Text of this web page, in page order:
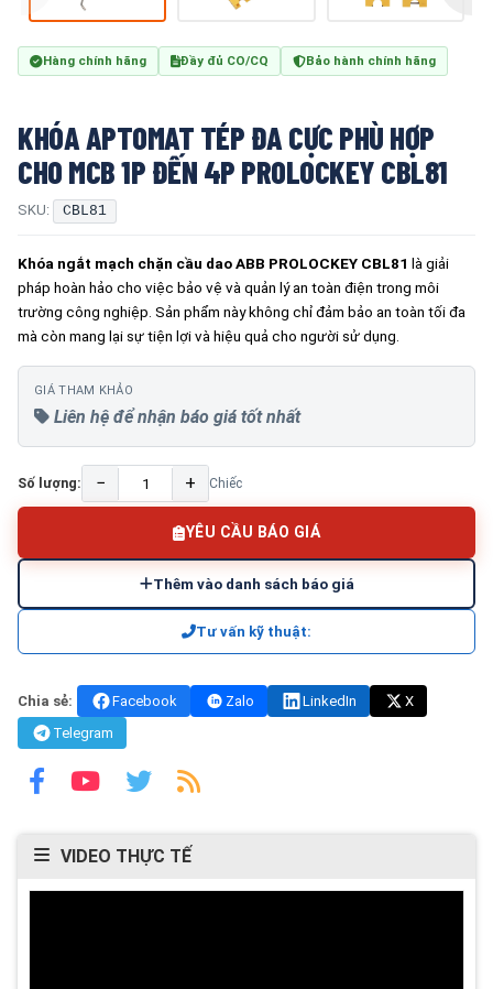
Hàng chính hãng Đầy đủ CO/CQ Bảo hành chính hãng
KHÓA APTOMAT TÉP ĐA CỰC PHÙ HỢP
CHO MCB 1P ĐẾN 4P PROLOCKEY CBL81
SKU: CBL81
Khóa ngắt mạch chặn cầu dao ABB PROLOCKEY CBL81 là giải
pháp hoàn hảo cho việc bảo vệ và quản lý an toàn điện trong môi
trường công nghiệp. Sản phẩm này không chỉ đảm bảo an toàn tối đa
mà còn mang lại sự tiện lợi và hiệu quả cho người sử dụng.
GIÁ THAM KHẢO
Liên hệ để nhận báo giá tốt nhất
Số lượng: − + Chiếc
YÊU CẦU BÁO GIÁ
Thêm vào danh sách báo giá
Tư vấn kỹ thuật:
Chia sẻ: Facebook Zalo LinkedIn
X
Telegram
VIDEO THỰC TẾ